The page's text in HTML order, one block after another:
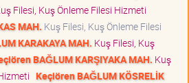
Filesi, Kuş Önleme Filesi Hizmeti
MAH. Kuş Filesi, Kuş Önleme Filesi
KARAKAYA MAH. Kuş Filesi, Kuş
BAĞLUM KARŞIYAKA MAH. Kuş
Keçiören BAĞLUM KÖSRELİK